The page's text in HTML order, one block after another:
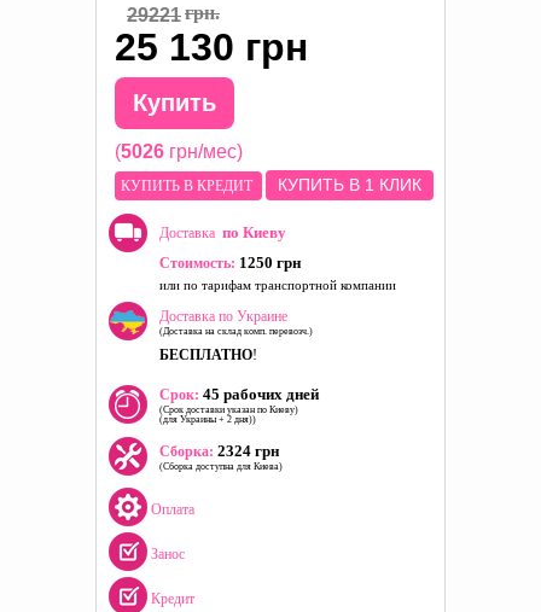
29221грн.
25 130 грн
Купить
(5026 грн/мес)
КУПИТЬ В КРЕДИТ КУПИТЬ В 1 КЛИК
Доставка по Киеву
Стоимость: 1250 грн
или по тарифам транспортной компании
Доставка по Украине
(Доставка на склад комп. перевозч.)
БЕСПЛАТНО!
Срок: 45 рабочих дней
(Срок доставки указан по Киеву)
(для Украины + 2 дня))
Сборка: 2324 грн
(Сборка доступна для Киева)
Оплата
Занос
Кредит